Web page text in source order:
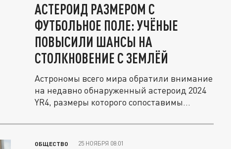
АСТЕРОИД РАЗМЕРОМ С
ФУТБОЛЬНОЕ ПОЛЕ: УЧЁНЫЕ
ПОВЫСИЛИ ШАНСЫ НА
СТОЛКНОВЕНИЕ С ЗЕМЛЁЙ
Астрономы всего мира обратили внимание
на недавно обнаруженный астероид 2024
YR4, размеры которого сопоставимы...
ОБЩЕСТВО 25 НОЯБРЯ 08:01